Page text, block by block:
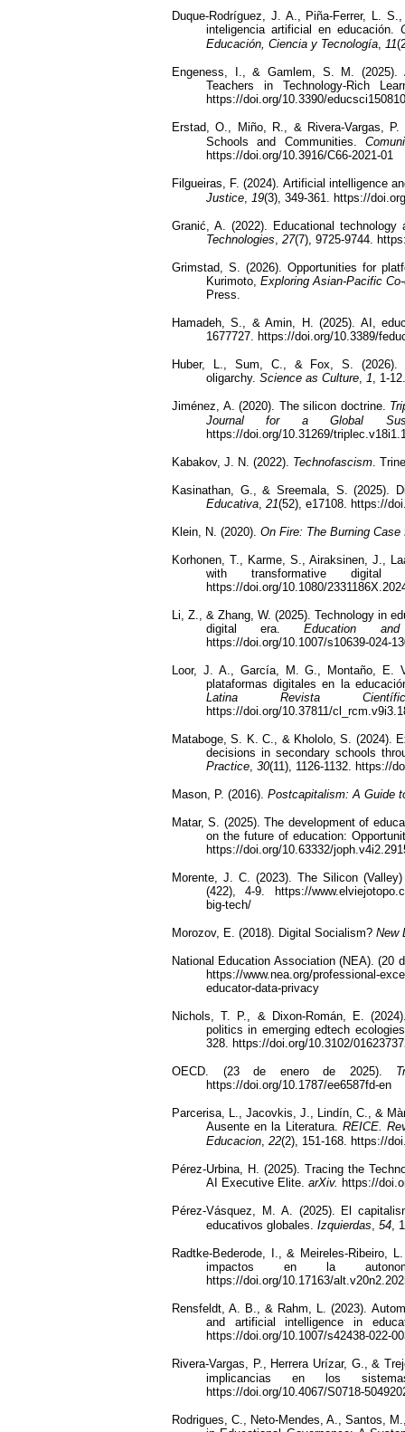
Duque-Rodríguez, J. A., Piña-Ferrer, L.
inteligencia artificial en educación.
Educación, Ciencia y Tecnología, 11
Engeness, I., & Gamlem, S. M. (2025).
Teachers in Technology-Rich
https://doi.org/10.3390/
Erstad, O., Miño, R., & Rivera-Vargas,
Schools and Communities.
https://doi.org/10.3916/C66-2021-01
Filgueiras, F. (2024). Artificial intelligence
Justice, 19(3), 349-361. https://
Granić, A. (2022). Educational
Technologies 27(7), 9725-9744.
Grimstad, S. (2026). Opportunities for
Kurimoto,Exploring Asian-Pacific
Press.
Hamadeh, S., & Amin, H. (2025). AI,
1677727. https://doi.org/10.3389/
Huber, L., Sum, C., & Fox, S.
oligarchy. Science as Culture, 1 , 1-
Jiménez, A. (2020). The silicon doctrine.
Journal for a Global
https://doi.org/10.31269/
Kabakov, J. N. (2022). Technofascism .
Kasinathan, G., & Sreemala, S. (2025).
Educativa, 21(52), e17108. https://
Klein, N. (2020). On Fire: The Burning Case
Korhonen, T., Karme, S., Airaksinen, J.,
with transformative
https://doi.org/10.1080/
Li, Z., & Zhang, W. (2025). Technology in
digital era.Education and
https://doi.org/10.1007/s10639-024-
Loor, J. A., García, M. G., Montaño,
plataformas digitales en la
Latina Revista
https://doi.org/10.37811/
Mataboge, S. K. C., & Khololo, S. (2024).
decisions in secondary schools
Practice, 30(11), 1126-1132. https://
Mason, P. (2016). Postcapitalism: A Guide
Matar, S. (2025). The development of
on the future of education:
https://doi.org/10.63332/
Morente, J. C. (2023). The Silicon
(422), 4-9. https://
big-tech/
Morozov, E. (2018). Digital Socialism? New
National Education Association (NEA). (20
https://www.nea.org/professional-
educator-data-privacy
Nichols, T. P., & Dixon-Román, E.
politics in emerging edtech
328. https://doi.org/10.3102/
OECD. (23 de enero de 2025).
https://doi.org/10.1787/ee6587fd-en
Parcerisa, L., Jacovkis, J., Lindín, C., &
Ausente en la Literatura. REICE.
Educacion, 22(2), 151-168. https://
Pérez-Urbina, H. (2025). Tracing the
AI Executive Elite. arXiv. https://
Pérez-Vásquez, M. A. (2025). El
educativos globales. Izquierdas 54,
Radtke-Bederode, I., & Meireles-Ribeiro,
impactos en la
https://doi.org/10.17163/
Rensfeldt, A. B., & Rahm, L. (2023).
and artificial intelligence in
https://doi.org/10.1007/s42438-022-
Rivera‑Vargas, P., Herrera Urízar, G., &
implicancias en los
https://doi.org/10.4067/S0718-
Rodrigues, C., Neto-Mendes, A., Santos,